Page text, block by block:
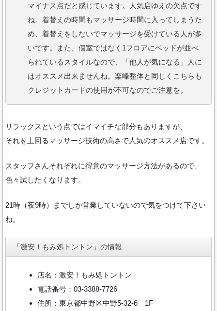
マイナス点だと感じています。人気店ゆえの欠点です
ね。着替えの時間もマッサージ時間に入ってしまうた
め、着替えをしないでマッサージを受けている人が多
いです。また、個室ではなく1フロアにベッドが並べ
られているスタイルなので、「他人が気になる」人に
はオススメ出来ませんね。楽峰整体と同じくこちらも
クレジットカードの使用が不可なのでご注意を。
リラックスという点ではイマイチな部分もありますが、
それを上回るマッサージ技術の高さで人気のオススメ店です。
スタッフさんそれぞれに得意のマッサージ方法があるので、
色々試したくなります。
21時（夜9時）までしか営業していないので気をつけて下さい
ね。
「激安！もみ処トントン」の情報
店名：激安！もみ処トントン
電話番号：03-3388-7726
住所：東京都中野区中野5-32-6 1F